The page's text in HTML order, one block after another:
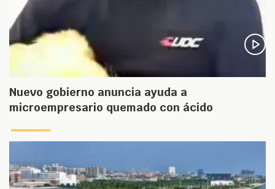
Nuevo gobierno anuncia ayuda a
microempresario quemado con ácido